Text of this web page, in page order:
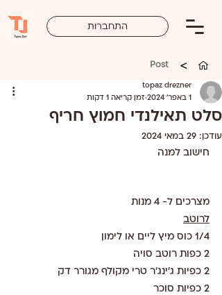
התחברות
>
Post
סלט תאילנדי חמוץ חריף
topaz drezner
1 באפר׳ 2024
זמן קריאה 1 דקות
עודכן: 29 במאי 2024
חישוב למנה
מצרכים ל- 4 מנות
לרוטב
1/4 כוס מיץ ליים או לימון
2 כפות רוטב סויה
2 כפיות ג'ינג'ר טרי מקולף מגורר דק
2 כפיות סוכר